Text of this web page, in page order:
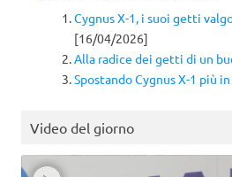
Cygnus X-1, i suoi getti
[16/04/2026]
Alla radice dei getti di un
Spostando Cygnus X-1 più
Video del giorno